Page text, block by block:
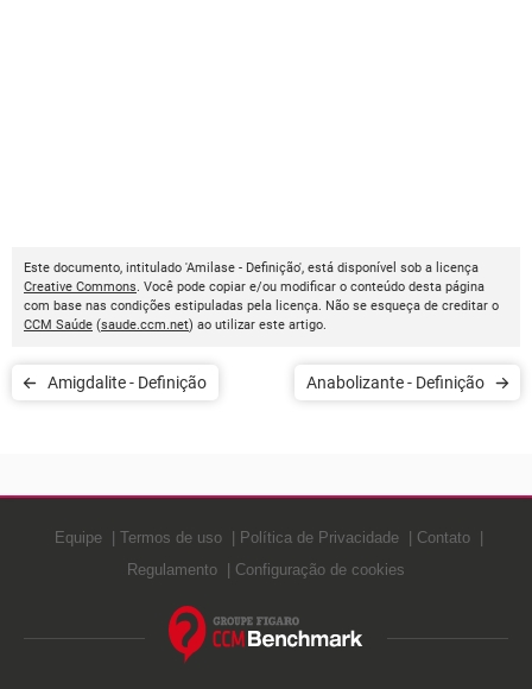
Este documento, intitulado 'Amilase - Definição', está disponível sob a licença
Creative Commons. Você pode copiar e/ou modificar o conteúdo desta página
com base nas condições estipuladas pela licença. Não se esqueça de creditar o
CCM Saúde (saude.ccm.net) ao utilizar este artigo.
Amigdalite - Definição Anabolizante - Definição
Equipe Termos de uso Política de Privacidade
Contato
Regulamento
Configuração de cookies